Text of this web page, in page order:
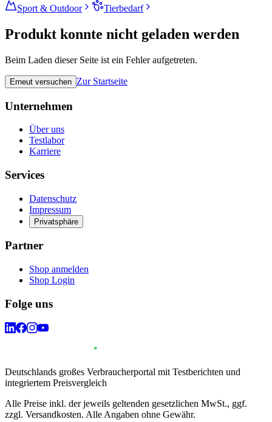
Sport & Outdoor
Tierbedarf
Produkt konnte nicht geladen werden
Beim Laden dieser Seite ist ein Fehler aufgetreten.
Erneut versuchen Zur Startseite
Unternehmen
Über uns
Testlabor
Karriere
Services
Datenschutz
Impressum
Privatsphäre
Partner
Shop anmelden
Shop Login
Folge uns
Deutschlands großes Verbraucherportal mit Testberichten und
integriertem Preisvergleich
Alle Preise inkl. der jeweils geltenden gesetzlichen MwSt., ggf.
zzgl. Versandkosten. Alle Angaben ohne Gewähr.